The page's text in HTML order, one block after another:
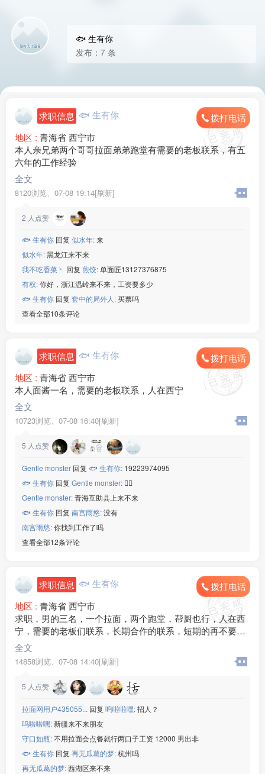
🐟 生有你
发布：7 条
求职信息 🐟 生有你
拨打电话
地区 : 青海省 西宁市
本人亲兄弟两个哥哥拉面弟弟跑堂有需要的老板联系，有五
六年的工作经验
全文
8120浏览、 07-08 19:14[刷新]
2 人点赞
🐟 生有你 回复 似水年:来
似水年:黑龙江来不来
我不吃香菜丶 回复 煎饺:单面匠13127376875
有权:你好，浙江温岭来不来，工资要多少
🐟 生有你 回复 套中的局外人:买票吗
查看全部10条评论
求职信息 🐟 生有你
拨打电话
地区 : 青海省 西宁市
本人面酱一名，需要的老板联系，人在西宁
全文
10723浏览、 07-08 16:40[刷新]
5 人点赞
Gentle monster 回复 🐟 生有你: 19223974095
🐟 生有你 回复 Gentle monster: 👌🏻
Gentle monster:青海互助县上来不来
🐟 生有你 回复 南宫雨悠:没有
南宫雨悠:你找到工作了吗
查看全部12条评论
求职信息 🐟 生有你
拨打电话
地区 : 青海省 西宁市
求职，男的三名，一个拉面，两个跑堂，帮厨也行，人在西
宁，需要的老板们联系，长期合作的联系，短期的再不要联
系
全文
14858浏览、 07-08 14:40[刷新]
5 人点赞
拉面网用户435055... 回复 呜啦啦嘿:招人？
呜啦啦嘿:新疆来不来朋友
守口如瓶:不用拉面会点餐就行两口子工资 12000 男出非
🐟 生有你 回复 再无瓜葛的梦:杭州吗
再无瓜葛的梦:西湖区来不来